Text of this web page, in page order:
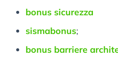
bonus sicurezza
sismabonus;
bonus barriere